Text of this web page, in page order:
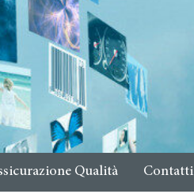
Qualità Contatti